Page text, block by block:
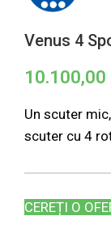
Venus 4
10.100,00
Un scuter
scuter cu 4
CEREȚI O